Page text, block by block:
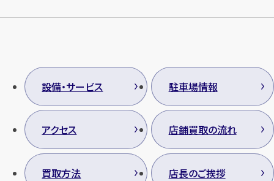
無料
設備・サービス 駐車場情報
アクセス 店舗買取の流れ
買取方法 店長のご挨拶